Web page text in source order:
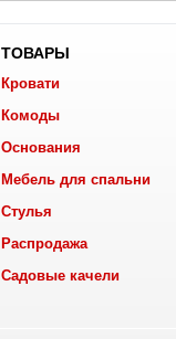
ТОВАРЫ
Кровати
Комоды
Основания
Мебель для спальни
Стулья
Распродажа
Садовые качели